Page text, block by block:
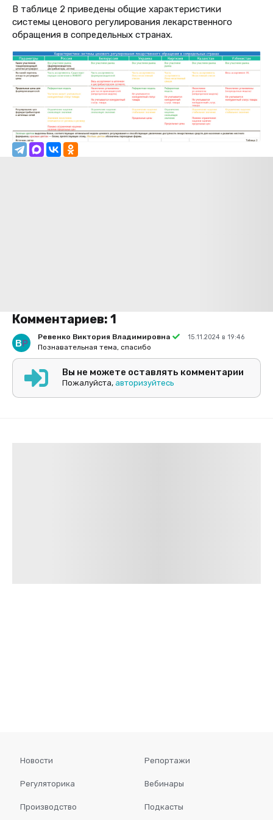
В таблице 2 приведены общие характеристики
системы ценового регулирования лекарственного
обращения в сопредельных странах.
Комментариев: 1
Ревенко Виктория Владимировна 15.11.2024 в 19:46
Познавательная тема, спасибо
Вы не можете оставлять комментарии
Пожалуйста, авторизуйтесь
Новости
Регуляторика
Производство
Репортажи
Вебинары
Подкасты